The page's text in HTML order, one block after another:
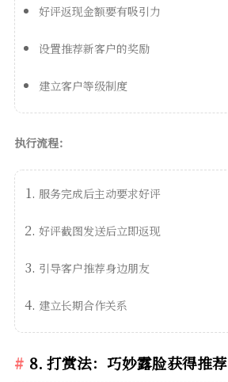
好评返现金额要有吸引力
设置推荐新客户的奖励
建立客户等级制度
执行流程：
服务完成后主动要求好评
好评截图发送后立即返现
引导客户推荐身边朋友
建立长期合作关系
8. 打赏法：巧妙露脸获得推荐